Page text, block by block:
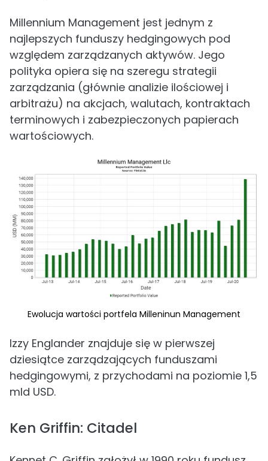
Millennium Management jest jednym z
najlepszych funduszy hedgingowych pod
względem zarządzanych aktywów. Jego
polityka opiera się na szeregu strategii
zarządzania (głównie analizie ilościowej i
arbitrażu) na akcjach, walutach, kontraktach
terminowych i zabezpieczonych papierach
wartościowych.
Ewolucja wartości portfela Milleninun Management
Izzy Englander znajduje się w pierwszej
dziesiątce zarządzających funduszami
hedgingowymi, z przychodami na poziomie 1,5
mld USD.
Ken Griffin: Citadel